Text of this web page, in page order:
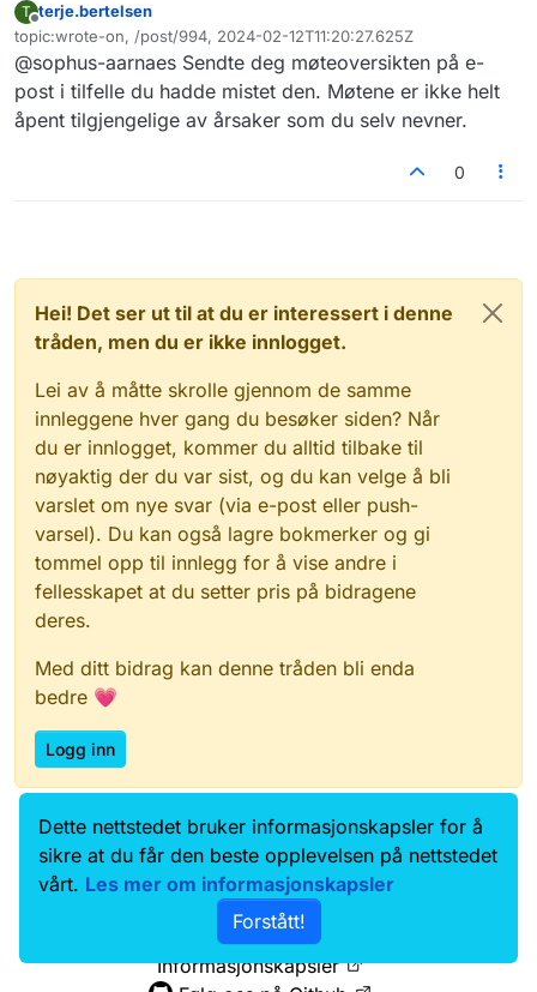
eller tilsvarende i Vimeo får jeg ikke treff på
disse opptakene. Finnes det en måte å komme
seg frem til denne mappen eller opptakene
som jeg kan dele med andre nybegynnere
uten å måtte formidle linken til mappen hver
opptak ikke legges ut på arrangementssiden?
av ønsket om at flere får glede av all den
supre kompetansen og erfaringen som deles i
møtene. Jeg bruker ofte arrangementssidene
som eksempel på hva åpenhet og smart
tilgjengeliggjøring av informasjon er
T
Frakoblet
terje.bertelsen
topic:wrote-on, /post/994, 2024-02-12T11:20:27.625Z
Sist endret av
@sophus-aarnaes Sendte deg møteoversikten på e-
post i tilfelle du hadde mistet den. Møtene er ikke helt
åpent tilgjengelige av årsaker som du selv nevner.
0
Hei! Det ser ut til at du er interessert i denne
tråden, men du er ikke innlogget.
Lei av å måtte skrolle gjennom de samme
innleggene hver gang du besøker siden? Når
du er innlogget, kommer du alltid tilbake til
nøyaktig der du var sist, og du kan velge å bli
varslet om nye svar (via e-post eller push-
varsel). Du kan også lagre bokmerker og gi
tommel opp til innlegg for å vise andre i
fellesskapet at du setter pris på bidragene
deres.
Med ditt bidrag kan denne tråden bli enda
bedre 💗
Logg inn
Data.norge.no
Kontakt oss
Samtykke og brukervilkår
Tilgjengelighetserklæring
Personvernerklæring
Informasjonskapsler
Dette nettstedet bruker informasjonskapsler for å
sikre at du får den beste opplevelsen på nettstedet
vårt. Les mer om informasjonskapsler
Forstått!